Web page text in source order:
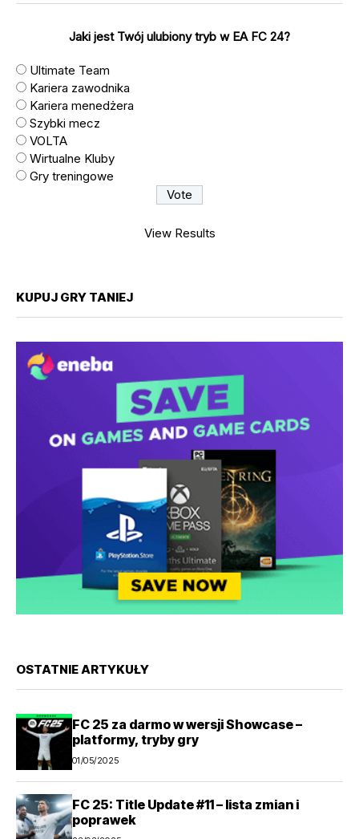
Jaki jest Twój ulubiony tryb w EA FC 24?
Ultimate Team
Kariera zawodnika
Kariera menedżera
Szybki mecz
VOLTA
Wirtualne Kluby
Gry treningowe
View Results
KUPUJ GRY TANIEJ
OSTATNIE ARTYKUŁY
FC 25 za darmo w wersji Showcase –
platformy, tryby gry
01/05/2025
FC 25: Title Update #11 – lista zmian i
poprawek